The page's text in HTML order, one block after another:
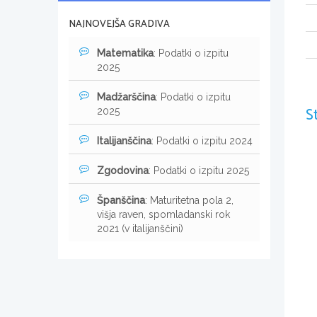
NAJNOVEJŠA GRADIVA
Matematika: Podatki o izpitu
2025
Madžarščina: Podatki o izpitu
2025
Italijanščina: Podatki o izpitu 2024
Zgodovina: Podatki o izpitu 2025
Španščina: Maturitetna pola 2,
višja raven, spomladanski rok
2021 (v italijanščini)